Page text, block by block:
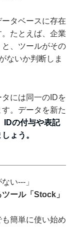
ータベースに存在
たとえば、企業
、ツールがその
ないか判断しま
には同一のIDを
。データを新た
IDの付与や表記
ょう。
い---」
ール「Stock」
簡単に使い始め